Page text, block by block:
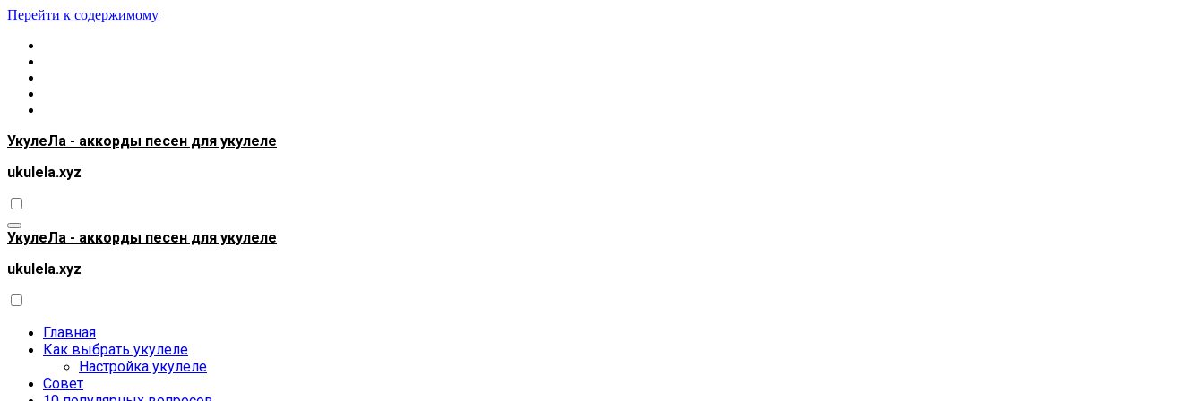
Перейти к содержимому
УкулеЛа - аккорды песен для укулеле
ukulela.xyz
УкулеЛа - аккорды песен для укулеле
ukulela.xyz
Главная
Как выбрать укулеле
Настройка укулеле
Совет